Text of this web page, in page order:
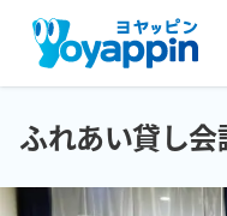
ふれあい貸し会